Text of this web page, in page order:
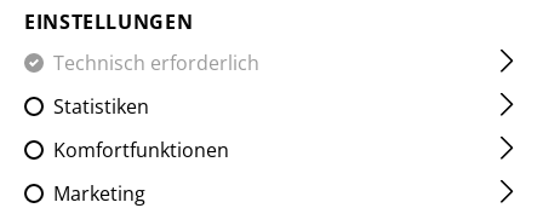
CLAWGEAR PATCH
HORIZONTAL
EINSTELLUNGEN
Technisch erforderlich
Statistiken
Komfortfunktionen
Marketing